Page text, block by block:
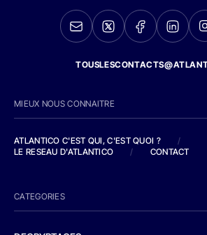
MIEUX NOUS CONNAITRE
ATLANTICO C'EST QUI, C'EST QUOI ?
/
LE RESEAU D'ATLANTICO
/ CONTACT
CATEGORIES